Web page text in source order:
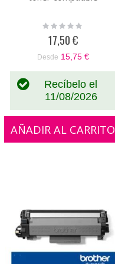
Rating:
17,50 €
Desde 15,75 €
Recíbelo el
11/08/2026
AÑADIR AL CARRITO